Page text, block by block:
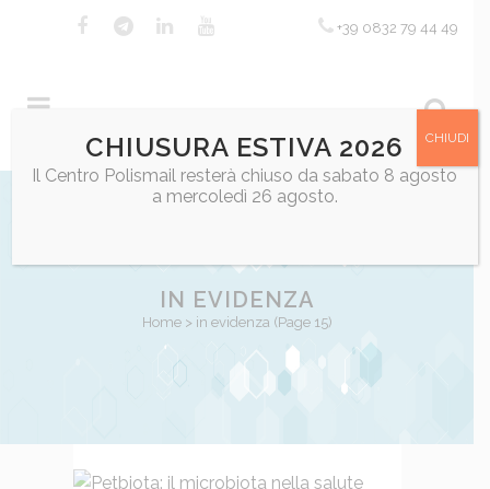
+39 0832 79 44 49
IN EVIDENZA
Home> in evidenza (Page 15)
CHIUSURA ESTIVA 2026
Il Centro Polismail resterà chiuso da sabato 8 agosto
a mercoledì 26 agosto.
CHIUDI